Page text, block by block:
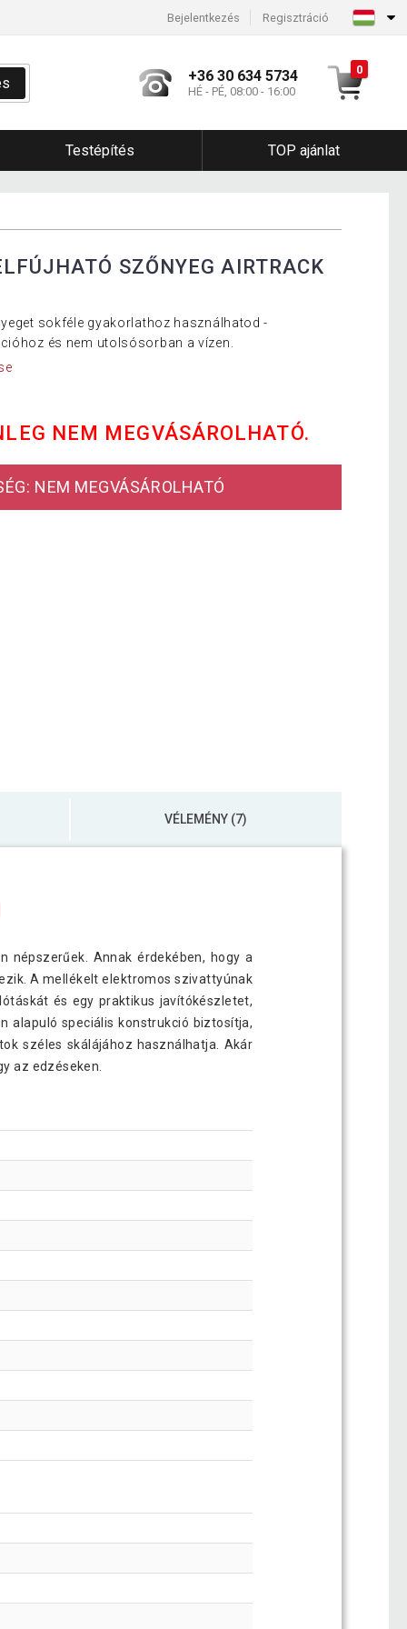
Bejelentkezés Regisztráció
+36 30 634 5734
HÉ - PÉ, 08:00 - 16:00
0
Testépítés TOP ajánlat
SZŐNYEG AIRTRACK
sokféle gyakorlathoz használhatod -
és nem utolsósorban a vízen.
NEM MEGVÁSÁROLHATÓ.
NEM MEGVÁSÁROLHATÓ
VÉLEMÉNY (7)
népszerűek. Annak érdekében, hogy a
A mellékelt elektromos szivattyúnak
és egy praktikus javítókészletet,
alapuló speciális konstrukció biztosítja,
széles skálájához használhatja. Akár
az edzéseken.